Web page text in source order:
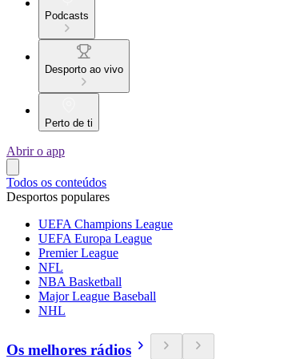
Podcasts
Desporto ao vivo
Perto de ti
Abrir o app
Todos os conteúdos
Desportos populares
UEFA Champions League
UEFA Europa League
Premier League
NFL
NBA Basketball
Major League Baseball
NHL
Os melhores rádios